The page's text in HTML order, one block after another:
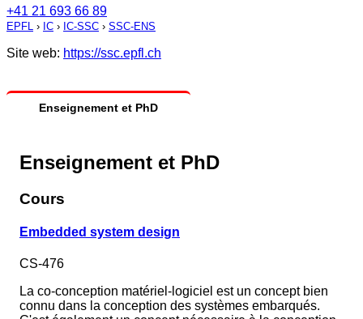
+41 21 693 66 89
EPFL › IC › IC-SSC › SSC-ENS
Site web: https://ssc.epfl.ch
Enseignement et PhD
Enseignement et PhD
Cours
Embedded system design
CS-476
La co-conception matériel-logiciel est un concept bien
connu dans la conception des systèmes embarqués.